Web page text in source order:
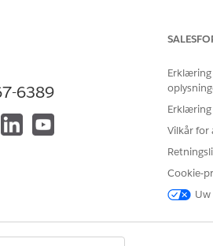
LØSTE DENNE ARTIKEL DIT
Giv os besked, så vi kan forbedre
6389
Erklæring
Vilkår for
Cookie-
Uw